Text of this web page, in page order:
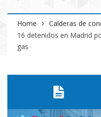
Home
Calderas de
16 detenidos en Madrid
gas